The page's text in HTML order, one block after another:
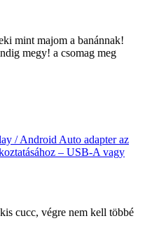
mint majom a banánnak!
megy! a csomag meg
/ Android Auto adapter az
– USB-A vagy
cucc, végre nem kell többé